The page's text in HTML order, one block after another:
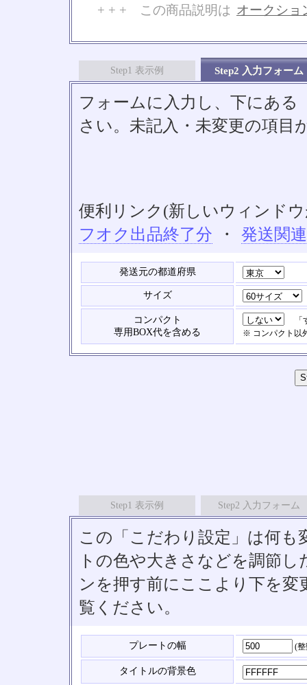
+ + + この商品説明は オークショ
Step1 表示例 Step2 入力フォーム
フォームに入力し、下にあ
さい。未記入・未変更の項目
便利リンク(新しいウィンド
フオク出品終了分
・ 発送関
発送元の都道府県
サイズ
コンパクト
専用BOX代を含める
「
※ コンパクト以
Step1 表示例 Step2 入力フォーム
この「こだわり設定」は何
トの色や大きさなどを調節
ンを押す前にここより下を
覧ください。
プレートの幅 (
タイトルの背景色